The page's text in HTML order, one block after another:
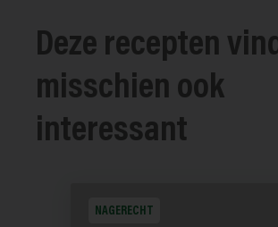
Deze recepten
misschien ook
interessant
NAGERECHT